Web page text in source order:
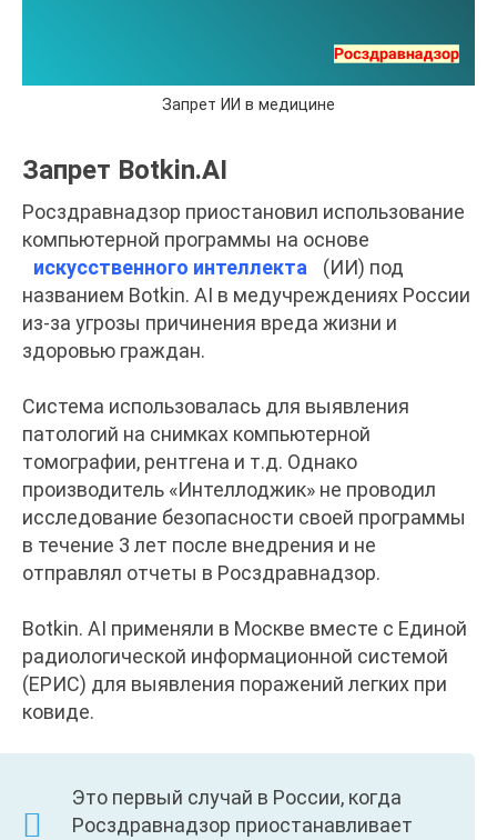
Запрет ИИ в медицине
Запрет Botkin.AI
Росздравнадзор приостановил использование
компьютерной программы на основе
искусственного интеллекта
(ИИ) под
названием Botkin. AI в медучреждениях России
из-за угрозы причинения вреда жизни и
здоровью граждан.
Система использовалась для выявления
патологий на снимках компьютерной
томографии, рентгена и т.д. Однако
производитель «Интеллоджик» не проводил
исследование безопасности своей программы
в течение 3 лет после внедрения и не
отправлял отчеты в Росздравнадзор.
Botkin. AI применяли в Москве вместе с Единой
радиологической информационной системой
(ЕРИС) для выявления поражений легких при
ковиде.
Это первый случай в России, когда
Росздравнадзор приостанавливает